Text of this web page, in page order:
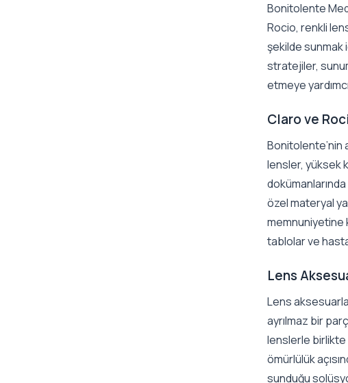
Bonitolente
Rocio, renkli
şekilde sunmak
stratejiler,
etmeye
Claro ve
Bonitolente’nin
lensler, yüksek
özel materyal
memnuniyetine
tablolar ve
Lens
Lens
ayrılmaz bir
lenslerle birlikte
ömürlülük
sunduğu